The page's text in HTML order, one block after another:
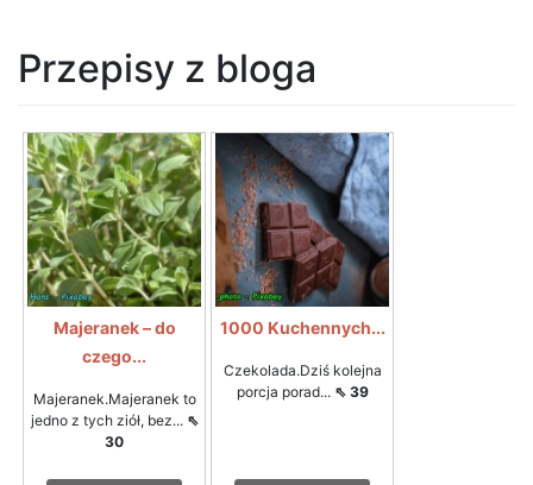
Przepisy z bloga
Majeranek – do
czego...
Majeranek.Majeranek to
jedno z tych ziół, bez... ⇖
30
1000 Kuchennych...
Czekolada.Dziś kolejna
porcja porad... ⇖ 39